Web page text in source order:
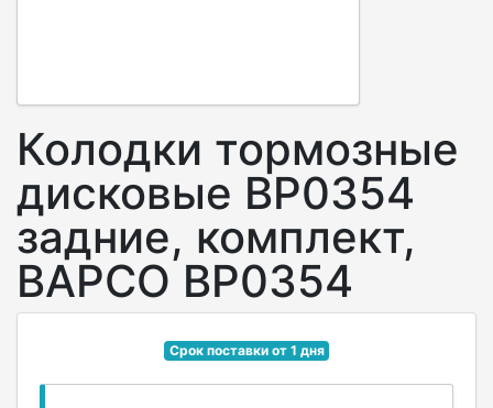
Колодки тормозные
дисковые BP0354
задние, комплект,
BAPCO BP0354
Срок поставки от 1 дня